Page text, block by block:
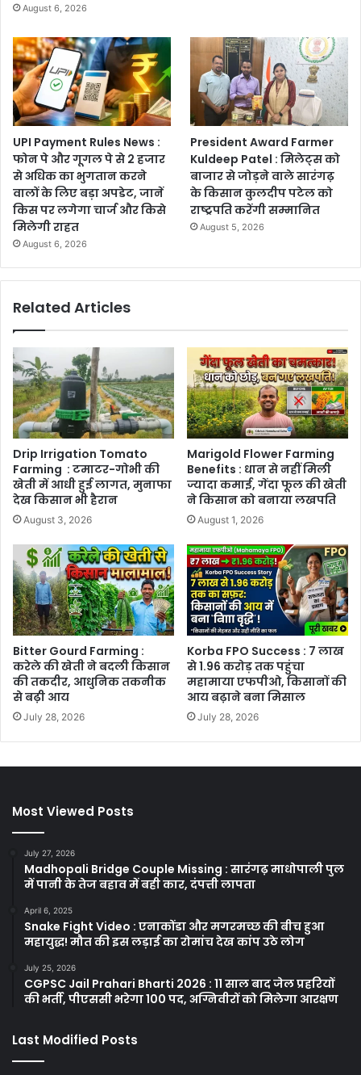
August 6, 2026
UPI Payment Rules News :
फोन पे और गूगल पे से 2 हजार
से अधिक का भुगतान करने
वालों के लिए बड़ा अपडेट, जानें
किस पर लगेगा चार्ज और किसे
मिलेगी राहत
August 6, 2026
President Award Farmer
Kuldeep Patel : मिलेट्स को
बाजार से जोड़ने वाले सारंगढ़
के किसान कुलदीप पटेल को
राष्ट्रपति करेंगी सम्मानित
August 5, 2026
Related Articles
Drip Irrigation Tomato
Farming : टमाटर-गोभी की
खेती में आधी हुई लागत, मुनाफा
देख किसान भी हैरान
August 3, 2026
Marigold Flower Farming
Benefits : धान से नहीं मिली
ज्यादा कमाई, गेंदा फूल की खेती
ने किसान को बनाया लखपति
August 1, 2026
Bitter Gourd Farming :
करेले की खेती ने बदली किसान
की तकदीर, आधुनिक तकनीक
से बढ़ी आय
July 28, 2026
Korba FPO Success : 7 लाख
से 1.96 करोड़ तक पहुंचा
महामाया एफपीओ, किसानों की
आय बढ़ाने बना मिसाल
July 28, 2026
Most Viewed Posts
July 27, 2026
Madhopali Bridge Couple Missing : सारंगढ़ माधोपाली पुल
में पानी के तेज बहाव में बही कार, दंपत्ती लापता
April 6, 2025
Snake Fight Video : एनाकोंडा और मगरमच्छ की बीच हुआ
महायुद्ध! मौत की इस लड़ाई का रोमांच देख कांप उठे लोग
July 25, 2026
CGPSC Jail Prahari Bharti 2026 : 11 साल बाद जेल प्रहरियों
की भर्ती, पीएससी भरेगा 100 पद, अग्निवीरों को मिलेगा आरक्षण
Last Modified Posts